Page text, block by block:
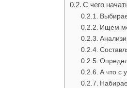
С чего
Ищем
А что с